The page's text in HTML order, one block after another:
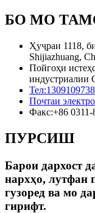
БО МО
Ҳуҷраи 1118,
Shijiazhuang,
Пойгоҳи
индустриалии
Тел:
Почтаи
Факс:+86
ПУРСИШ
Барои дархост
нархҳо, лутфан
гузоред ва мо
гирифт.